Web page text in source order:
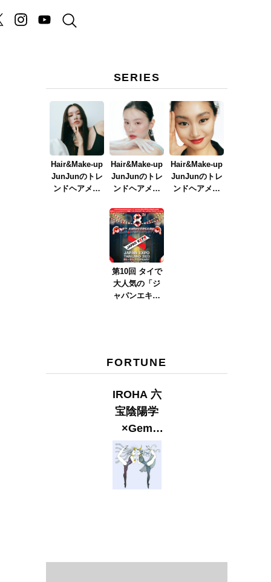
SERIES
Hair&Make-up
JunJunのトレ
ンドヘアメイ
Hair&Make-up
JunJunのトレ
ンドヘアメイ
イク
ver.2023』
Hair&Make-up
JunJunのトレ
ンドヘアメイ
第10回 タイで
大人気の「ジ
ャパンエキス
FORTUNE
IROHA 六
宝陰陽学
×Gem
Muse
【GLITTER
2023